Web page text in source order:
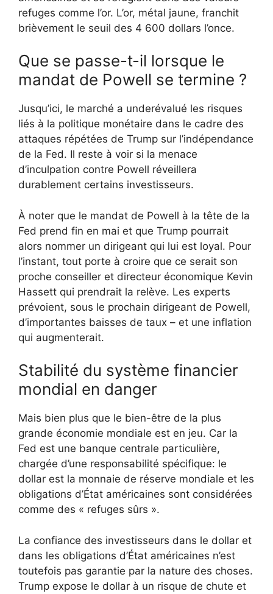
refuges comme l’or. L’or, métal jaune, franchit
brièvement le seuil des 4 600 dollars l’once.
Que se passe-t-il lorsque le
mandat de Powell se termine ?
Jusqu’ici, le marché a underévalué les risques
liés à la politique monétaire dans le cadre des
attaques répétées de Trump sur l’indépendance
de la Fed. Il reste à voir si la menace
d’inculpation contre Powell réveillera
durablement certains investisseurs.
À noter que le mandat de Powell à la tête de la
Fed prend fin en mai et que Trump pourrait
alors nommer un dirigeant qui lui est loyal. Pour
l’instant, tout porte à croire que ce serait son
proche conseiller et directeur économique Kevin
Hassett qui prendrait la relève. Les experts
prévoient, sous le prochain dirigeant de Powell,
d’importantes baisses de taux – et une inflation
qui augmenterait.
Stabilité du système financier
mondial en danger
Mais bien plus que le bien-être de la plus
grande économie mondiale est en jeu. Car la
Fed est une banque centrale particulière,
chargée d’une responsabilité spécifique: le
dollar est la monnaie de réserve mondiale et les
obligations d’État américaines sont considérées
comme des « refuges sûrs ».
La confiance des investisseurs dans le dollar et
dans les obligations d’État américaines n’est
toutefois pas garantie par la nature des choses.
Trump expose le dollar à un risque de chute et